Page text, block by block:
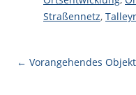
Straßennetz,
← Vorangehendes Objekt